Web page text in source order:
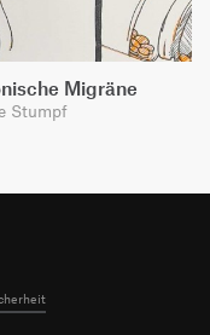
Migräne
Stumpf